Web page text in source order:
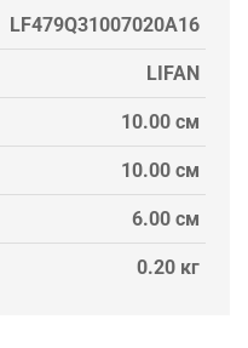
LF479Q31007020A16
LIFAN
10.00 см
10.00 см
6.00 см
0.20 кг